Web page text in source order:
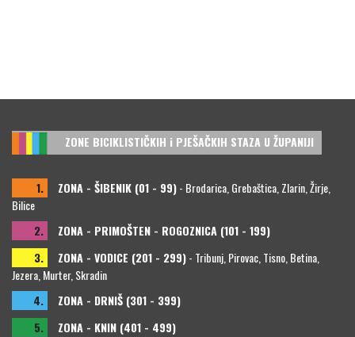
ZONE BICIKLISTIČKIH i PJEŠAČKIH STAZA U ŽUPANIJI
1. ZONA - ŠIBENIK (01 - 99)- Brodarica, Grebaštica, Zlarin, Žirje,
Bilice
2.
ZONA - PRIMOŠTEN - ROGOZNICA (101 - 199)
3.
ZONA - VODICE (201 - 299)- Tribunj, Pirovac, Tisno, Betina,
Jezera, Murter, Skradin
4.
ZONA - DRNIŠ (301 - 399)
5.
ZONA - KNIN (401 - 499)